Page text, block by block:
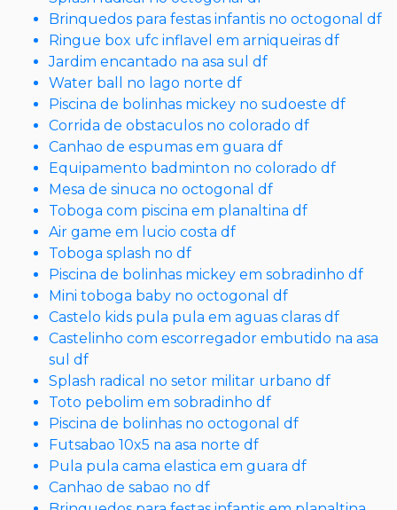
Brinquedos para festas infantis no octogonal df
Ringue box ufc inflavel em arniqueiras df
Jardim encantado na asa sul df
Water ball no lago norte df
Piscina de bolinhas mickey no sudoeste df
Corrida de obstaculos no colorado df
Canhao de espumas em guara df
Equipamento badminton no colorado df
Mesa de sinuca no octogonal df
Toboga com piscina em planaltina df
Air game em lucio costa df
Toboga splash no df
Piscina de bolinhas mickey em sobradinho df
Mini toboga baby no octogonal df
Castelo kids pula pula em aguas claras df
Castelinho com escorregador embutido na asa
sul df
Splash radical no setor militar urbano df
Toto pebolim em sobradinho df
Piscina de bolinhas no octogonal df
Futsabao 10x5 na asa norte df
Pula pula cama elastica em guara df
Canhao de sabao no df